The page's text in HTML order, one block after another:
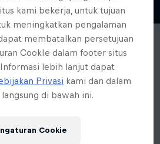
kami bekerja, untuk tujuan
meningkatkan pengalaman
membatalkan persetujuan
CookIe dalam footer situs
lebih lanjut dapat
Privasi kami dan dalam
di bawah ini.
Cookie